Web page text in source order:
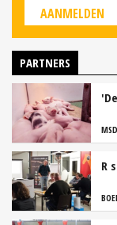
AANMELDEN
PARTNERS
R